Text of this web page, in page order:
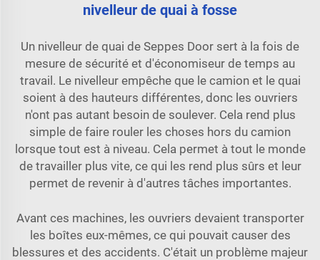
nivelleur de quai à fosse
Un nivelleur de quai de Seppes Door sert à la fois de
mesure de sécurité et d'économiseur de temps au
travail. Le nivelleur empêche que le camion et le quai
soient à des hauteurs différentes, donc les ouvriers
n'ont pas autant besoin de soulever. Cela rend plus
simple de faire rouler les choses hors du camion
lorsque tout est à niveau. Cela permet à tout le monde
de travailler plus vite, ce qui les rend plus sûrs et leur
permet de revenir à d'autres tâches importantes.
Avant ces machines, les ouvriers devaient transporter
les boîtes eux-mêmes, ce qui pouvait causer des
blessures et des accidents. C'était un problème majeur